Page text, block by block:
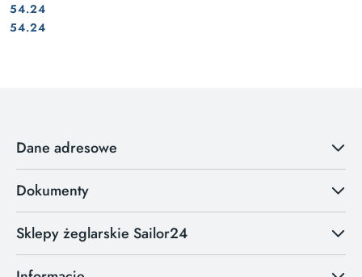
Cena:
54.24
Cena:
54.24
Dane adresowe
Dokumenty
Sklepy żeglarskie Sailor24